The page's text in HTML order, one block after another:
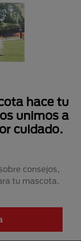
hace tu
unimos a
cuidado.
consejos,
tu mascota.